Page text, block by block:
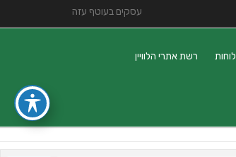
עסקים בעוטף עזה
לוחות רשת אתרי הלוויין